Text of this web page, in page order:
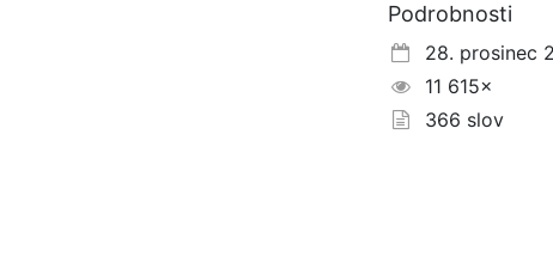
Podrobnosti
28. prosinec
11 615×
366 slov